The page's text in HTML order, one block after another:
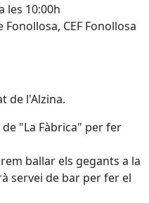
les 10:00h
CEF Fonollosa
de l'Alzina.
de "La Fàbrica" per fer
ballar els gegants a la
servei de bar per fer el